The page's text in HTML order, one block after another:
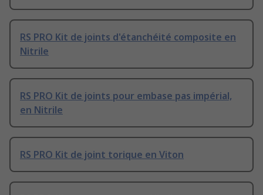
RS PRO Kit de joints d'étanchéité composite en
Nitrile
RS PRO Kit de joints pour embase pas impérial,
en Nitrile
RS PRO Kit de joint torique en Viton